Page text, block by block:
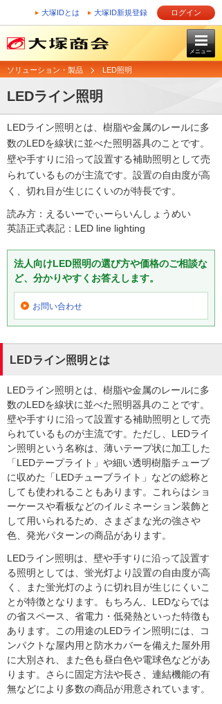
大塚IDとは 大塚ID新規登録 ログイン
メニュー
ソリューション・製品 LED照明
LEDライン照明
LEDライン照明とは、樹脂や金属のレールに多
数のLEDを線状に並べた照明器具のことです。
壁や手すりに沿って設置する補助照明として売
られているものが主流です。設置の自由度が高
く、切れ目が生じにくいのが特長です。
読み方：えるいーでぃーらいんしょうめい
英語正式表記：LED line lighting
法人向けLED照明の選び方や価格のご相談な
ど、分かりやすくお答えします。
お問い合わせ
LEDライン照明とは
LEDライン照明とは、樹脂や金属のレールに多
数のLEDを線状に並べた照明器具のことです。
壁や手すりに沿って設置する補助照明として売
られているものが主流です。ただし、LEDライ
ン照明という名称は、薄いテープ状に加工した
「LEDテープライト」や細い透明樹脂チューブ
に収めた「LEDチューブライト」などの総称と
しても使われることもあります。これらはショ
ーケースや看板などのイルミネーション装飾と
して用いられるため、さまざまな光の強さや
色、発光パターンの商品があります。
LEDライン照明は、壁や手すりに沿って設置す
る照明としては、蛍光灯より設置の自由度が高
く、また蛍光灯のように切れ目が生じにくいこ
とが特徴となります。もちろん、LEDならでは
の省スペース、省電力・低発熱といった特徴も
あります。この用途のLEDライン照明には、コ
ンパクトな屋内用と防水カバーを備えた屋外用
に大別され、また色も昼白色や電球色などがあ
ります。さらに固定方法や長さ、連結機能の有
無などにより多数の商品が用意されています。